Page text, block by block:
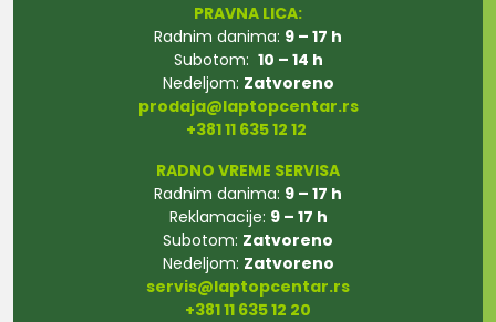
PRAVNA LICA:
Radnim danima: 9 – 17 h
Subotom: 10 – 14 h
Nedeljom: Zatvoreno
prodaja@laptopcentar.rs
+381 11 635 12 12
RADNO VREME SERVISA
Radnim danima: 9 – 17 h
Reklamacije: 9 – 17 h
Subotom: Zatvoreno
Nedeljom: Zatvoreno
servis@laptopcentar.rs
+381 11 635 12 20